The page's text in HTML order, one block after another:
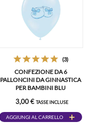
(3)
CONFEZIONE DA 6
PALLONCINI DA GINNASTICA
PER BAMBINI BLU
3,00 € TASSE INCLUSE
AGGIUNGI AL CARRELLO